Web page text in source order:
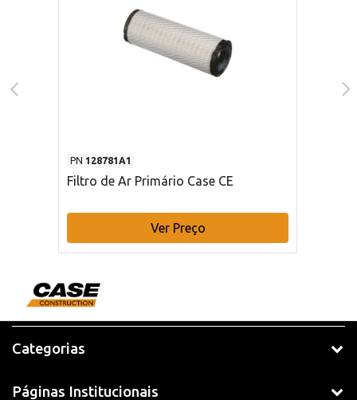
PN 128781A1
Filtro de Ar Primário Case CE
Ver Preço
Categorias
Páginas Institucionais